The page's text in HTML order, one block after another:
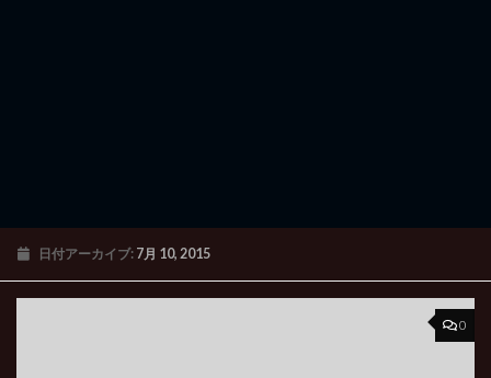
日付アーカイブ: 7月 10, 2015
0